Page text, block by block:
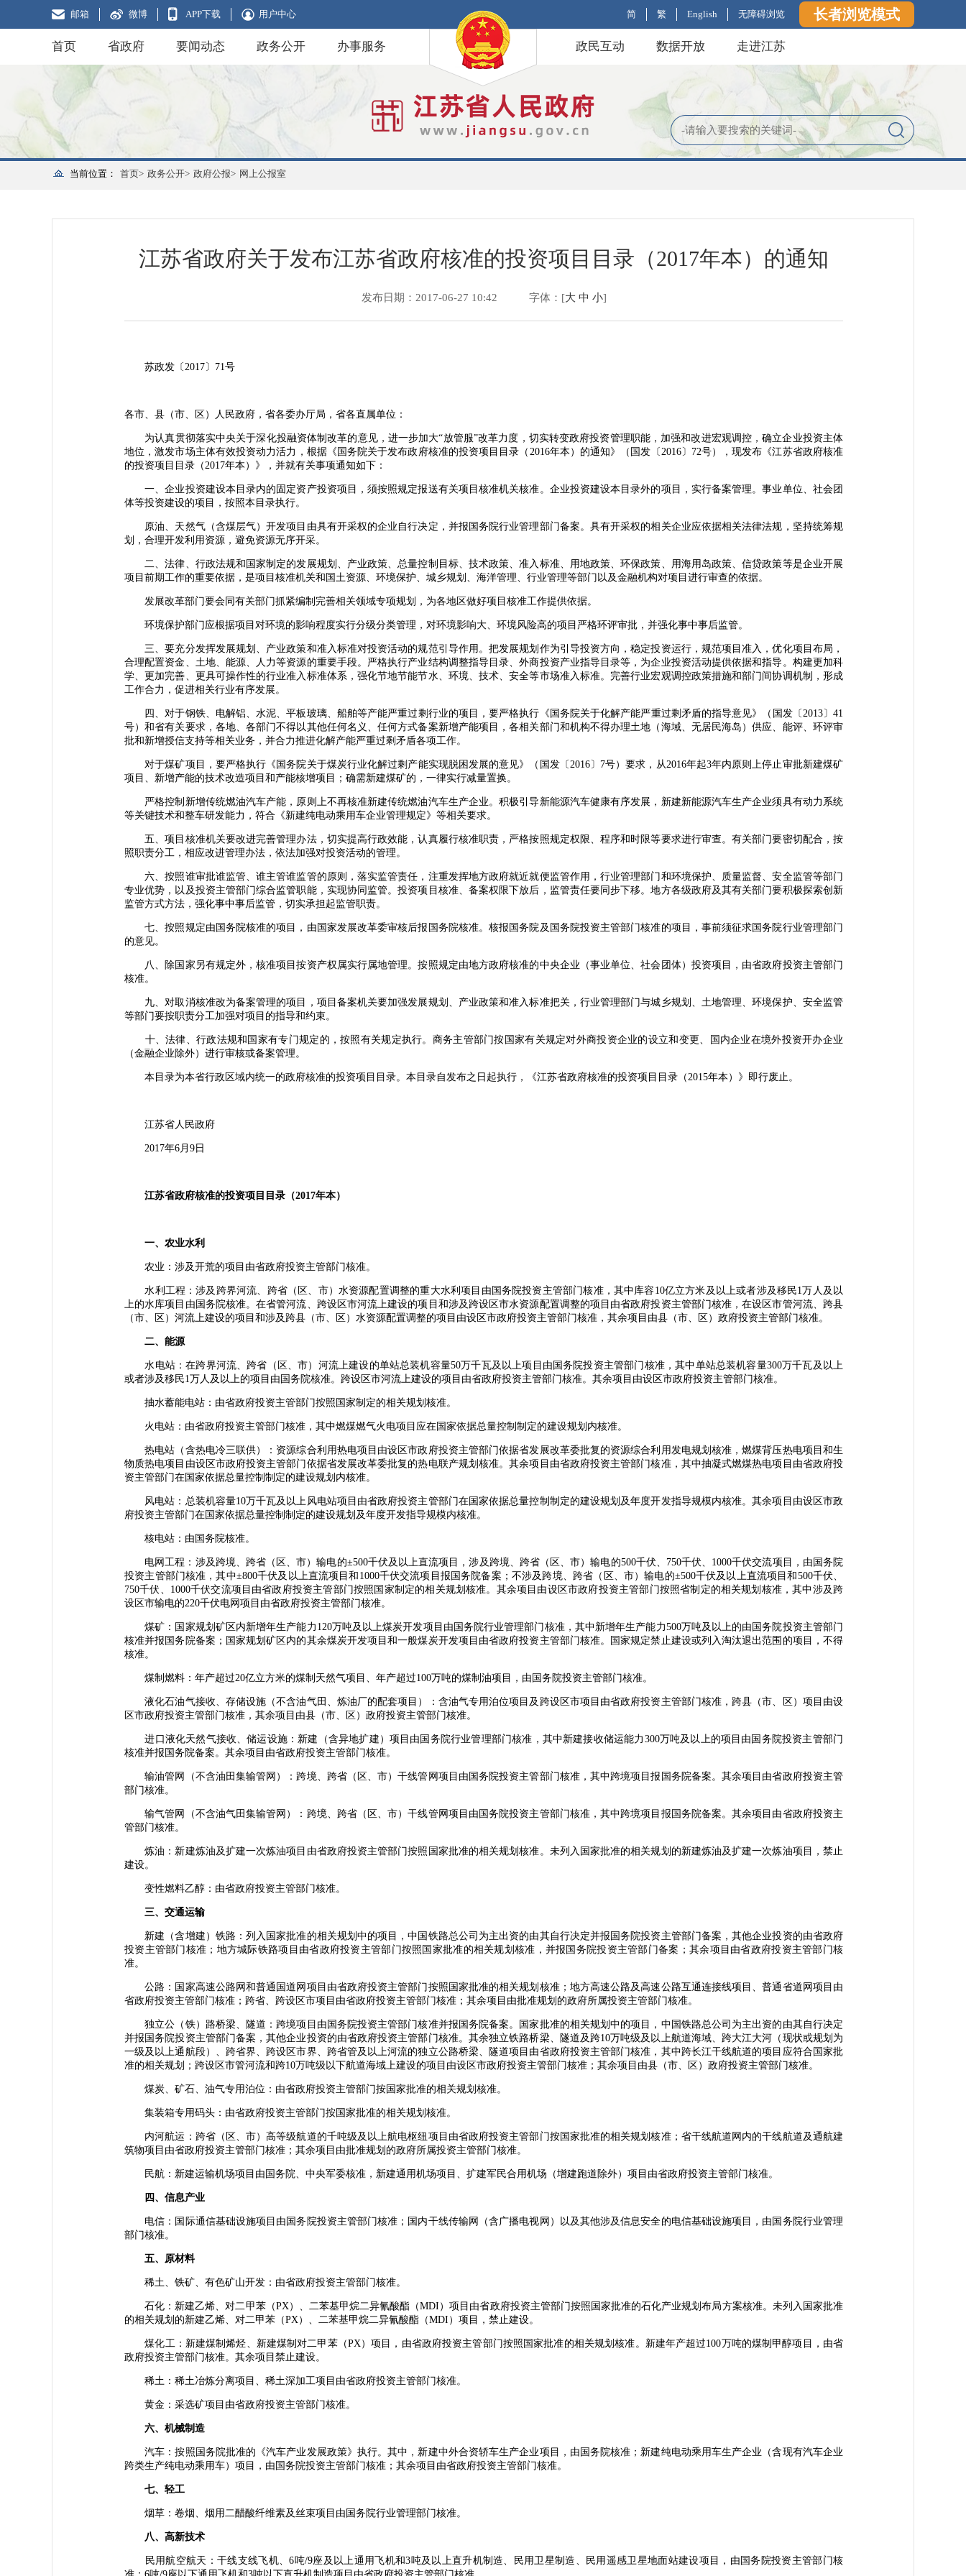
邮箱 微博 APP下载 用户中心 简 繁 English 无障碍浏览 长者浏览模式
首页 省政府 要闻动态 政务公开 办事服务 政民互动 数据开放 走进江苏
当前位置： 首页> 政务公开> 政府公报> 网上公报室
江苏省政府关于发布江苏省政府核准的投资项目目录（2017年本）的通知
发布日期：2017-06-27 10:42 字体：[大 中 小]
苏政发〔2017〕71号
各市、县（市、区）人民政府，省各委办厅局，省各直属单位：
为认真贯彻落实中央关于深化投融资体制改革的意见，进一步加大“放管服”改革力度，切实转变政府投资管理职能，加强和改进宏观调控，确立企业投资主体
地位，激发市场主体有效投资动力活力，根据《国务院关于发布政府核准的投资项目目录（2016年本）的通知》（国发〔2016〕72号），现发布《江苏省政府核准
的投资项目目录（2017年本）》，并就有关事项通知如下：
一、企业投资建设本目录内的固定资产投资项目，须按照规定报送有关项目核准机关核准。企业投资建设本目录外的项目，实行备案管理。事业单位、社会团
体等投资建设的项目，按照本目录执行。
原油、天然气（含煤层气）开发项目由具有开采权的企业自行决定，并报国务院行业管理部门备案。具有开采权的相关企业应依据相关法律法规，坚持统筹规
划，合理开发利用资源，避免资源无序开采。
二、法律、行政法规和国家制定的发展规划、产业政策、总量控制目标、技术政策、准入标准、用地政策、环保政策、用海用岛政策、信贷政策等是企业开展
项目前期工作的重要依据，是项目核准机关和国土资源、环境保护、城乡规划、海洋管理、行业管理等部门以及金融机构对项目进行审查的依据。
发展改革部门要会同有关部门抓紧编制完善相关领域专项规划，为各地区做好项目核准工作提供依据。
环境保护部门应根据项目对环境的影响程度实行分级分类管理，对环境影响大、环境风险高的项目严格环评审批，并强化事中事后监管。
三、要充分发挥发展规划、产业政策和准入标准对投资活动的规范引导作用。把发展规划作为引导投资方向，稳定投资运行，规范项目准入，优化项目布局，
合理配置资金、土地、能源、人力等资源的重要手段。严格执行产业结构调整指导目录、外商投资产业指导目录等，为企业投资活动提供依据和指导。构建更加科
学、更加完善、更具可操作性的行业准入标准体系，强化节地节能节水、环境、技术、安全等市场准入标准。完善行业宏观调控政策措施和部门间协调机制，形成
工作合力，促进相关行业有序发展。
四、对于钢铁、电解铝、水泥、平板玻璃、船舶等产能严重过剩行业的项目，要严格执行《国务院关于化解产能严重过剩矛盾的指导意见》（国发〔2013〕41
号）和省有关要求，各地、各部门不得以其他任何名义、任何方式备案新增产能项目，各相关部门和机构不得办理土地（海域、无居民海岛）供应、能评、环评审
批和新增授信支持等相关业务，并合力推进化解产能严重过剩矛盾各项工作。
对于煤矿项目，要严格执行《国务院关于煤炭行业化解过剩产能实现脱困发展的意见》（国发〔2016〕7号）要求，从2016年起3年内原则上停止审批新建煤矿
项目、新增产能的技术改造项目和产能核增项目；确需新建煤矿的，一律实行减量置换。
严格控制新增传统燃油汽车产能，原则上不再核准新建传统燃油汽车生产企业。积极引导新能源汽车健康有序发展，新建新能源汽车生产企业须具有动力系统
等关键技术和整车研发能力，符合《新建纯电动乘用车企业管理规定》等相关要求。
五、项目核准机关要改进完善管理办法，切实提高行政效能，认真履行核准职责，严格按照规定权限、程序和时限等要求进行审查。有关部门要密切配合，按
照职责分工，相应改进管理办法，依法加强对投资活动的管理。
六、按照谁审批谁监管、谁主管谁监管的原则，落实监管责任，注重发挥地方政府就近就便监管作用，行业管理部门和环境保护、质量监督、安全监管等部门
专业优势，以及投资主管部门综合监管职能，实现协同监管。投资项目核准、备案权限下放后，监管责任要同步下移。地方各级政府及其有关部门要积极探索创新
监管方式方法，强化事中事后监管，切实承担起监管职责。
七、按照规定由国务院核准的项目，由国家发展改革委审核后报国务院核准。核报国务院及国务院投资主管部门核准的项目，事前须征求国务院行业管理部门
的意见。
八、除国家另有规定外，核准项目按资产权属实行属地管理。按照规定由地方政府核准的中央企业（事业单位、社会团体）投资项目，由省政府投资主管部门
核准。
九、对取消核准改为备案管理的项目，项目备案机关要加强发展规划、产业政策和准入标准把关，行业管理部门与城乡规划、土地管理、环境保护、安全监管
等部门要按职责分工加强对项目的指导和约束。
十、法律、行政法规和国家有专门规定的，按照有关规定执行。商务主管部门按国家有关规定对外商投资企业的设立和变更、国内企业在境外投资开办企业
（金融企业除外）进行审核或备案管理。
本目录为本省行政区域内统一的政府核准的投资项目目录。本目录自发布之日起执行，《江苏省政府核准的投资项目目录（2015年本）》即行废止。
江苏省人民政府
2017年6月9日
江苏省政府核准的投资项目目录（2017年本）
一、农业水利
农业：涉及开荒的项目由省政府投资主管部门核准。
水利工程：涉及跨界河流、跨省（区、市）水资源配置调整的重大水利项目由国务院投资主管部门核准，其中库容10亿立方米及以上或者涉及移民1万人及以
上的水库项目由国务院核准。在省管河流、跨设区市河流上建设的项目和涉及跨设区市水资源配置调整的项目由省政府投资主管部门核准，在设区市管河流、跨县
（市、区）河流上建设的项目和涉及跨县（市、区）水资源配置调整的项目由设区市政府投资主管部门核准，其余项目由县（市、区）政府投资主管部门核准。
二、能源
水电站：在跨界河流、跨省（区、市）河流上建设的单站总装机容量50万千瓦及以上项目由国务院投资主管部门核准，其中单站总装机容量300万千瓦及以上
或者涉及移民1万人及以上的项目由国务院核准。跨设区市河流上建设的项目由省政府投资主管部门核准。其余项目由设区市政府投资主管部门核准。
抽水蓄能电站：由省政府投资主管部门按照国家制定的相关规划核准。
火电站：由省政府投资主管部门核准，其中燃煤燃气火电项目应在国家依据总量控制制定的建设规划内核准。
热电站（含热电冷三联供）：资源综合利用热电项目由设区市政府投资主管部门依据省发展改革委批复的资源综合利用发电规划核准，燃煤背压热电项目和生
物质热电项目由设区市政府投资主管部门依据省发展改革委批复的热电联产规划核准。其余项目由省政府投资主管部门核准，其中抽凝式燃煤热电项目由省政府投
资主管部门在国家依据总量控制制定的建设规划内核准。
风电站：总装机容量10万千瓦及以上风电站项目由省政府投资主管部门在国家依据总量控制制定的建设规划及年度开发指导规模内核准。其余项目由设区市政
府投资主管部门在国家依据总量控制制定的建设规划及年度开发指导规模内核准。
核电站：由国务院核准。
电网工程：涉及跨境、跨省（区、市）输电的±500千伏及以上直流项目，涉及跨境、跨省（区、市）输电的500千伏、750千伏、1000千伏交流项目，由国务院
投资主管部门核准，其中±800千伏及以上直流项目和1000千伏交流项目报国务院备案；不涉及跨境、跨省（区、市）输电的±500千伏及以上直流项目和500千伏、
750千伏、1000千伏交流项目由省政府投资主管部门按照国家制定的相关规划核准。其余项目由设区市政府投资主管部门按照省制定的相关规划核准，其中涉及跨
设区市输电的220千伏电网项目由省政府投资主管部门核准。
煤矿：国家规划矿区内新增年生产能力120万吨及以上煤炭开发项目由国务院行业管理部门核准，其中新增年生产能力500万吨及以上的由国务院投资主管部门
核准并报国务院备案；国家规划矿区内的其余煤炭开发项目和一般煤炭开发项目由省政府投资主管部门核准。国家规定禁止建设或列入淘汰退出范围的项目，不得
核准。
煤制燃料：年产超过20亿立方米的煤制天然气项目、年产超过100万吨的煤制油项目，由国务院投资主管部门核准。
液化石油气接收、存储设施（不含油气田、炼油厂的配套项目）：含油气专用泊位项目及跨设区市项目由省政府投资主管部门核准，跨县（市、区）项目由设
区市政府投资主管部门核准，其余项目由县（市、区）政府投资主管部门核准。
进口液化天然气接收、储运设施：新建（含异地扩建）项目由国务院行业管理部门核准，其中新建接收储运能力300万吨及以上的项目由国务院投资主管部门
核准并报国务院备案。其余项目由省政府投资主管部门核准。
输油管网（不含油田集输管网）：跨境、跨省（区、市）干线管网项目由国务院投资主管部门核准，其中跨境项目报国务院备案。其余项目由省政府投资主管
部门核准。
输气管网（不含油气田集输管网）：跨境、跨省（区、市）干线管网项目由国务院投资主管部门核准，其中跨境项目报国务院备案。其余项目由省政府投资主
管部门核准。
炼油：新建炼油及扩建一次炼油项目由省政府投资主管部门按照国家批准的相关规划核准。未列入国家批准的相关规划的新建炼油及扩建一次炼油项目，禁止
建设。
变性燃料乙醇：由省政府投资主管部门核准。
三、交通运输
新建（含增建）铁路：列入国家批准的相关规划中的项目，中国铁路总公司为主出资的由其自行决定并报国务院投资主管部门备案，其他企业投资的由省政府
投资主管部门核准；地方城际铁路项目由省政府投资主管部门按照国家批准的相关规划核准，并报国务院投资主管部门备案；其余项目由省政府投资主管部门核
准。
公路：国家高速公路网和普通国道网项目由省政府投资主管部门按照国家批准的相关规划核准；地方高速公路及高速公路互通连接线项目、普通省道网项目由
省政府投资主管部门核准；跨省、跨设区市项目由省政府投资主管部门核准；其余项目由批准规划的政府所属投资主管部门核准。
独立公（铁）路桥梁、隧道：跨境项目由国务院投资主管部门核准并报国务院备案。国家批准的相关规划中的项目，中国铁路总公司为主出资的由其自行决定
并报国务院投资主管部门备案，其他企业投资的由省政府投资主管部门核准。其余独立铁路桥梁、隧道及跨10万吨级及以上航道海域、跨大江大河（现状或规划为
一级及以上通航段）、跨省界、跨设区市界、跨省管及以上河流的独立公路桥梁、隧道项目由省政府投资主管部门核准，其中跨长江干线航道的项目应符合国家批
准的相关规划；跨设区市管河流和跨10万吨级以下航道海域上建设的项目由设区市政府投资主管部门核准；其余项目由县（市、区）政府投资主管部门核准。
煤炭、矿石、油气专用泊位：由省政府投资主管部门按国家批准的相关规划核准。
集装箱专用码头：由省政府投资主管部门按国家批准的相关规划核准。
内河航运：跨省（区、市）高等级航道的千吨级及以上航电枢纽项目由省政府投资主管部门按国家批准的相关规划核准；省干线航道网内的干线航道及通航建
筑物项目由省政府投资主管部门核准；其余项目由批准规划的政府所属投资主管部门核准。
民航：新建运输机场项目由国务院、中央军委核准，新建通用机场项目、扩建军民合用机场（增建跑道除外）项目由省政府投资主管部门核准。
四、信息产业
电信：国际通信基础设施项目由国务院投资主管部门核准；国内干线传输网（含广播电视网）以及其他涉及信息安全的电信基础设施项目，由国务院行业管理
部门核准。
五、原材料
稀土、铁矿、有色矿山开发：由省政府投资主管部门核准。
石化：新建乙烯、对二甲苯（PX）、二苯基甲烷二异氰酸酯（MDI）项目由省政府投资主管部门按照国家批准的石化产业规划布局方案核准。未列入国家批准
的相关规划的新建乙烯、对二甲苯（PX）、二苯基甲烷二异氰酸酯（MDI）项目，禁止建设。
煤化工：新建煤制烯烃、新建煤制对二甲苯（PX）项目，由省政府投资主管部门按照国家批准的相关规划核准。新建年产超过100万吨的煤制甲醇项目，由省
政府投资主管部门核准。其余项目禁止建设。
稀土：稀土冶炼分离项目、稀土深加工项目由省政府投资主管部门核准。
黄金：采选矿项目由省政府投资主管部门核准。
六、机械制造
汽车：按照国务院批准的《汽车产业发展政策》执行。其中，新建中外合资轿车生产企业项目，由国务院核准；新建纯电动乘用车生产企业（含现有汽车企业
跨类生产纯电动乘用车）项目，由国务院投资主管部门核准；其余项目由省政府投资主管部门核准。
七、轻工
烟草：卷烟、烟用二醋酸纤维素及丝束项目由国务院行业管理部门核准。
八、高新技术
民用航空航天：干线支线飞机、6吨/9座及以上通用飞机和3吨及以上直升机制造、民用卫星制造、民用遥感卫星地面站建设项目，由国务院投资主管部门核